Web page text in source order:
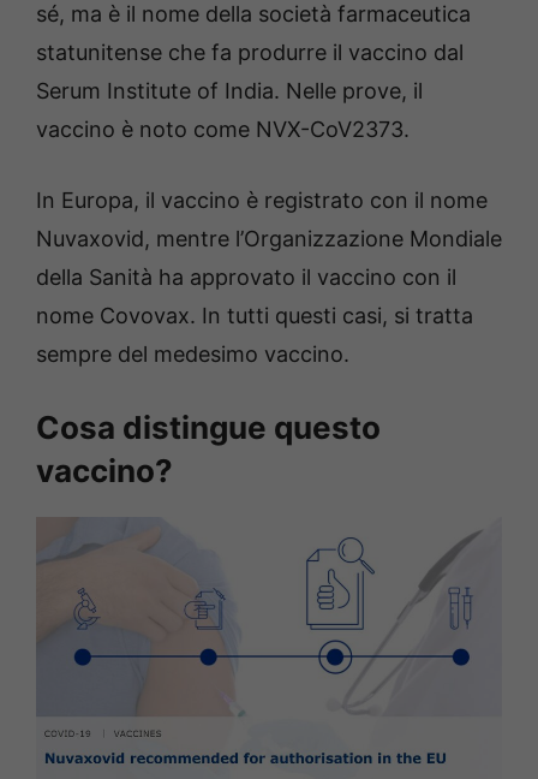
sé, ma è il nome della società farmaceutica
statunitense che fa produrre il vaccino dal
Serum Institute of India. Nelle prove, il
vaccino è noto come NVX-CoV2373.
In Europa, il vaccino è registrato con il nome
Nuvaxovid, mentre l’Organizzazione Mondiale
della Sanità ha approvato il vaccino con il
nome Covovax. In tutti questi casi, si tratta
sempre del medesimo vaccino.
Cosa distingue questo
vaccino?